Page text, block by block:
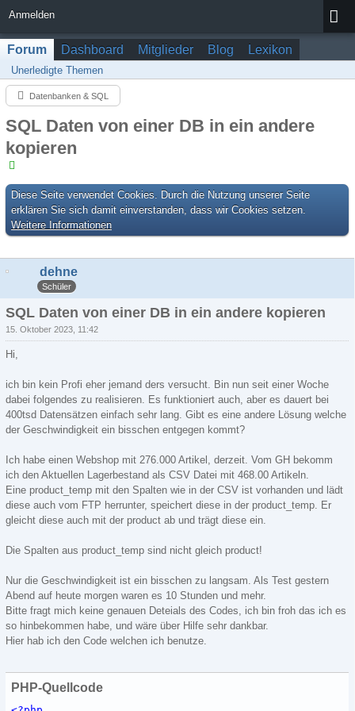
Anmelden
Forum Dashboard Mitglieder Blog Lexikon
Unerledigte Themen
Datenbanken & SQL
SQL Daten von einer DB in ein andere
kopieren
Diese Seite verwendet Cookies. Durch die Nutzung unserer Seite
erklären Sie sich damit einverstanden, dass wir Cookies setzen.
Weitere Informationen
dehne
Schüler
SQL Daten von einer DB in ein andere kopieren
15. Oktober 2023, 11:42
Hi,
ich bin kein Profi eher jemand ders versucht. Bin nun seit einer Woche
dabei folgendes zu realisieren. Es funktioniert auch, aber es dauert bei
400tsd Datensätzen einfach sehr lang. Gibt es eine andere Lösung welche
der Geschwindigkeit ein bisschen entgegen kommt?
Ich habe einen Webshop mit 276.000 Artikel, derzeit. Vom GH bekomm
ich den Aktuellen Lagerbestand als CSV Datei mit 468.00 Artikeln.
Eine product_temp mit den Spalten wie in der CSV ist vorhanden und lädt
diese auch vom FTP herrunter, speichert diese in der product_temp. Er
gleicht diese auch mit der product ab und trägt diese ein.
Die Spalten aus product_temp sind nicht gleich product!
Nur die Geschwindigkeit ist ein bisschen zu langsam. Als Test gestern
Abend auf heute morgen waren es 10 Stunden und mehr.
Bitte fragt mich keine genauen Deteials des Codes, ich bin froh das ich es
so hinbekommen habe, und wäre über Hilfe sehr dankbar.
Hier hab ich den Code welchen ich benutze.
PHP-Quellcode